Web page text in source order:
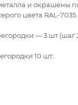
и окрашены
цвета RAL-7035.
— 3 шт (шаг
10 шт.: